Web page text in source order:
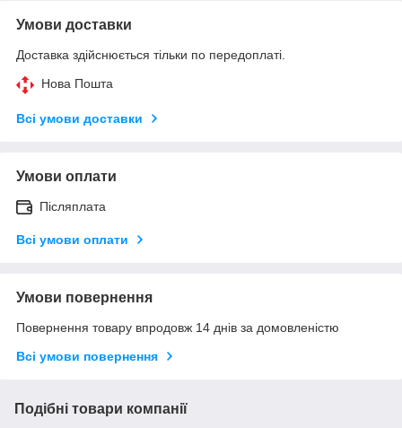
Умови доставки
Доставка здійснюється тільки по передоплаті.
Нова Пошта
Всі умови доставки
Умови оплати
Післяплата
Всі умови оплати
Умови повернення
Повернення товару впродовж 14 днів за домовленістю
Всі умови повернення
Подібні товари компанії